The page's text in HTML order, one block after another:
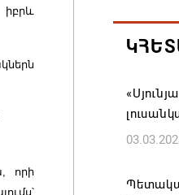
որի
Կապան